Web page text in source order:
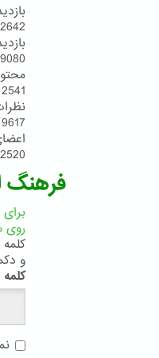
2541
9617
روی
و
کلمه